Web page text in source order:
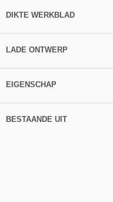
DIKTE WERKBLAD
LADE ONTWERP
EIGENSCHAP
BESTAANDE UIT